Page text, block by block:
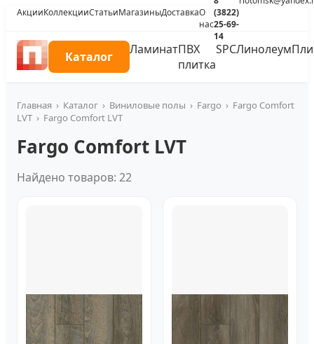
АкцииКоллекцииСтатьиМагазиныДоставкаО
нас
(3822)
25-69-
14
Каталог ЛаминатПВХ
плитка
SPCЛинолеум
Главная › Каталог › Виниловые полы › Fargo › Fargo Comfort
LVT › Fargo Comfort LVT
Fargo Comfort LVT
Найдено товаров: 22